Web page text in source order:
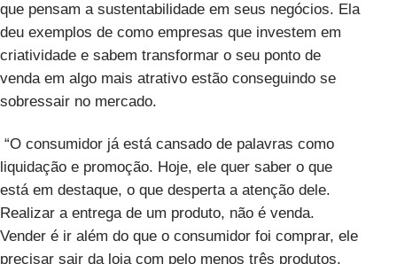
que pensam a sustentabilidade em seus negócios. Ela
deu exemplos de como empresas que investem em
criatividade e sabem transformar o seu ponto de
venda em algo mais atrativo estão conseguindo se
sobressair no mercado.
“O consumidor já está cansado de palavras como
liquidação e promoção. Hoje, ele quer saber o que
está em destaque, o que desperta a atenção dele.
Realizar a entrega de um produto, não é venda.
Vender é ir além do que o consumidor foi comprar, ele
precisar sair da loja com pelo menos três produtos.